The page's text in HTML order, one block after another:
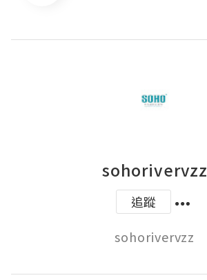
sohorivervzz
追蹤
sohorivervzz